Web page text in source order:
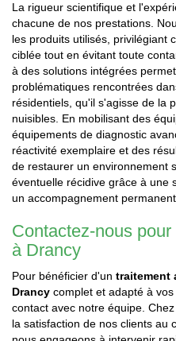
La rigueur scientifique et
chacune de nos prestations.
les produits utilisés, privilégiant
ciblée tout en évitant toute
à des solutions intégrées
problématiques rencontrées
résidentiels, qu'il s'agisse de la
nuisibles. En mobilisant des
équipements de diagnostic
réactivité exemplaire et des
de restaurer un environnement
éventuelle récidive grâce à une
un accompagnement
Contactez-nous
à Drancy
Pour bénéficier d'un traitement
Drancy complet et adapté à
contact avec notre équipe.
la satisfaction de nos clients